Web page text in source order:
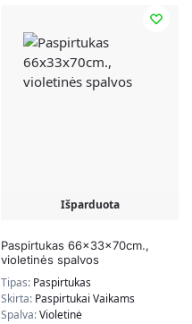
Išparduota
Paspirtukas 66x33x70cm.,
violetinės spalvos
Tipas: Paspirtukas
Skirta: Paspirtukai Vaikams
Spalva:Violetinė